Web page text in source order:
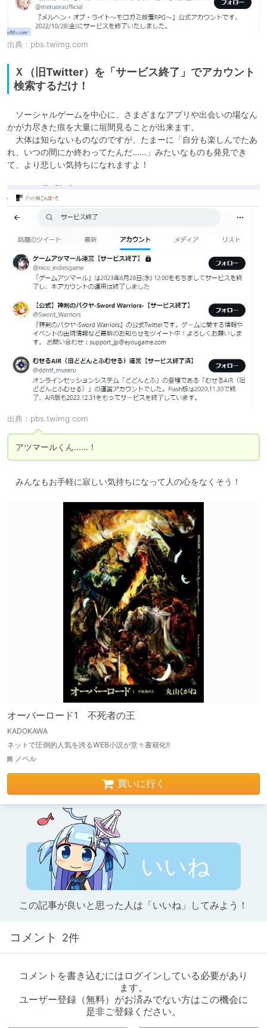
出典： pbs.twimg.com
Ｘ（旧Twitter）を「サービス終了」でアカウント
検索するだけ！
ソーシャルゲームを中心に、さまざまなアプリや出会いの場なん
かが力尽きた痕を大量に垣間見ることが出来ます。
大体は知らないものなのですが、たまーに「自分も楽しんでたあ
れ、いつの間にか終わってたんだ……」みたいなものも発見でき
て、より悲しい気持ちになれますよ！
出典： pbs.twimg.com
アツマールくん……！
みんなもお手軽に寂しい気持ちになって人の心をなくそう！
オーバーロード1 不死者の王
KADOKAWA
ネットで圧倒的人気を誇るWEB小説が堂々書籍化!!
ノベル
買いに行く
いいね
この記事が良いと思った人は「いいね」してみよう！
コメント 2件
コメントを書き込むにはログインしている必要があり
ます。
ユーザー登録（無料）がお済みでない方はこの機会に
是非ご登録ください。